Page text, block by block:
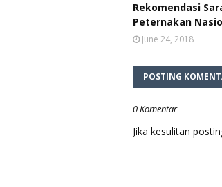
Rekomendasi
Peternakan
June 24, 2018
POSTING
0 Komentar
Jika kesulitan